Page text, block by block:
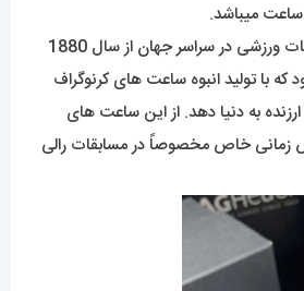
میباشد.
همچنین با شروع مسابقات ورزشی در سراسر جهان از سال 1880
که با تولید انبوه ساعت های کرنوگراف
به دنیا دهد. از این ساعت های
زمانی خاص مخصوصاً در مسابقات رالی